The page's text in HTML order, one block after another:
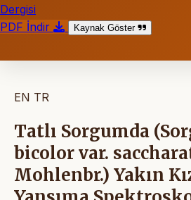
Dergisi
PDF İndir
Kaynak Göster
EN TR
Tatlı Sorgumda
bicolor var.
Mohlenbr.) Yakın